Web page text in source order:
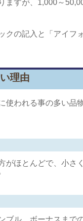
ますが、1,000～
クの記入と「アイフ
理由
使われる事の多い品
がほとんどで、小さ
ブル、ボーナスまで